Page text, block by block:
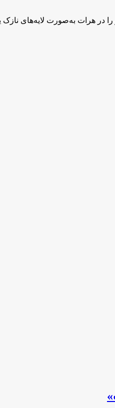
را در هرات به‌صورت لایه‌های